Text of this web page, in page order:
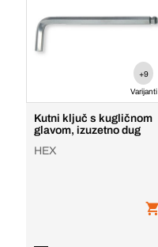
+9
Varijanti
Kutni ključ s kugličnom
glavom, izuzetno dug
HEX